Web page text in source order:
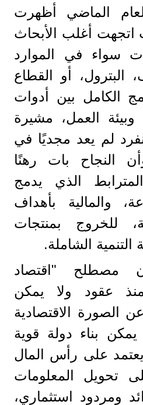
الماضي أظهرت
اتجهت أغلب الأبحاث
سواء في الموارد
البترول، أو القطاع
الكامل بين أدوات
وبيئة العمل، مشيرة
لم يعد مجديًا في
النجاح بات رهنًا
الذي يدمج
والمالية بأهداف
للخروج بمنتجات
الشاملة.
مصطلح "اقتصاد
عقود ولا يمكن
الصورة الاقتصادية
يمكن بناء دولة قوية
على رأس المال
تحويل المعلومات
ومردود استثماري،